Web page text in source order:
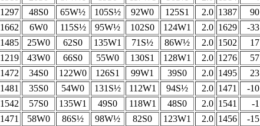
1297 48S0 65W½ 105S½ 92W0 125S1 2.0 1387
90
1662 6W0 115S½ 95W½ 102S0 124W1 2.0 1629
-33
1485 25W0 62S0 135W1 71S½ 86W½ 2.0 1502
17
1219 43W0 66S0 55W0 130S1 128W1 2.0 1276
57
1472 34S0 122W0 126S1 99W1 39S0 2.0 1495
23
1481 35S0 54W0 131S½ 112W1 94S½ 2.0 1471
-10
1542 57S0 135W1 49S0 118W1 48S0 2.0 1541
-1
1471 58W0 86S½ 98W½ 82S0 123W1 2.0 1456 -15